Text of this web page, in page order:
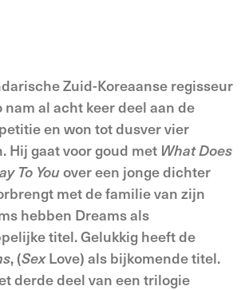
Zuid-Koreaanse regisseur
nam al acht keer deel aan de
en won tot dusver vier
Hij gaat voor goud met WhatDoes
To Youover een jonge dichter
met de familie van zijn
hebben Dreams als
titel. Gelukkig heeft de
, (SexLove) als bijkomende titel.
derde deel van een trilogie